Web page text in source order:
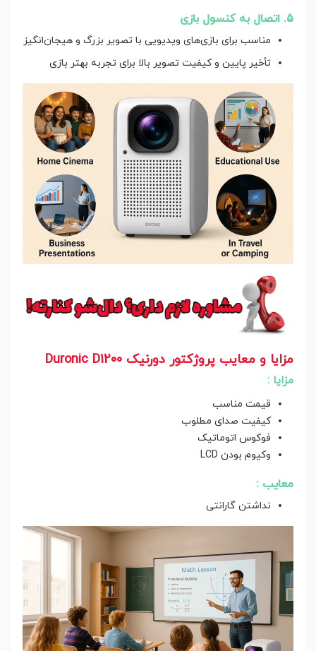
5. اتصال به کنسول بازی
مناسب برای بازی‌های ویدیویی با تصویر بزرگ و هیجان‌انگیز
تأخیر پایین و کیفیت تصویر بالا برای تجربه بهتر بازی
مزایا و معایب پروژکتور دورنیک Duronic D1200
مزایا :
قیمت مناسب
کیفیت صدای مطلوب
فوکوس اتوماتیک
وکیوم بودن LCD
معایب :
نداشتن گارانتی